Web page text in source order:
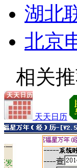
湖北
北京
相关
天天日历